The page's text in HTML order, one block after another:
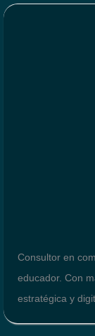
Consultor en
educador. Con
estratégica y